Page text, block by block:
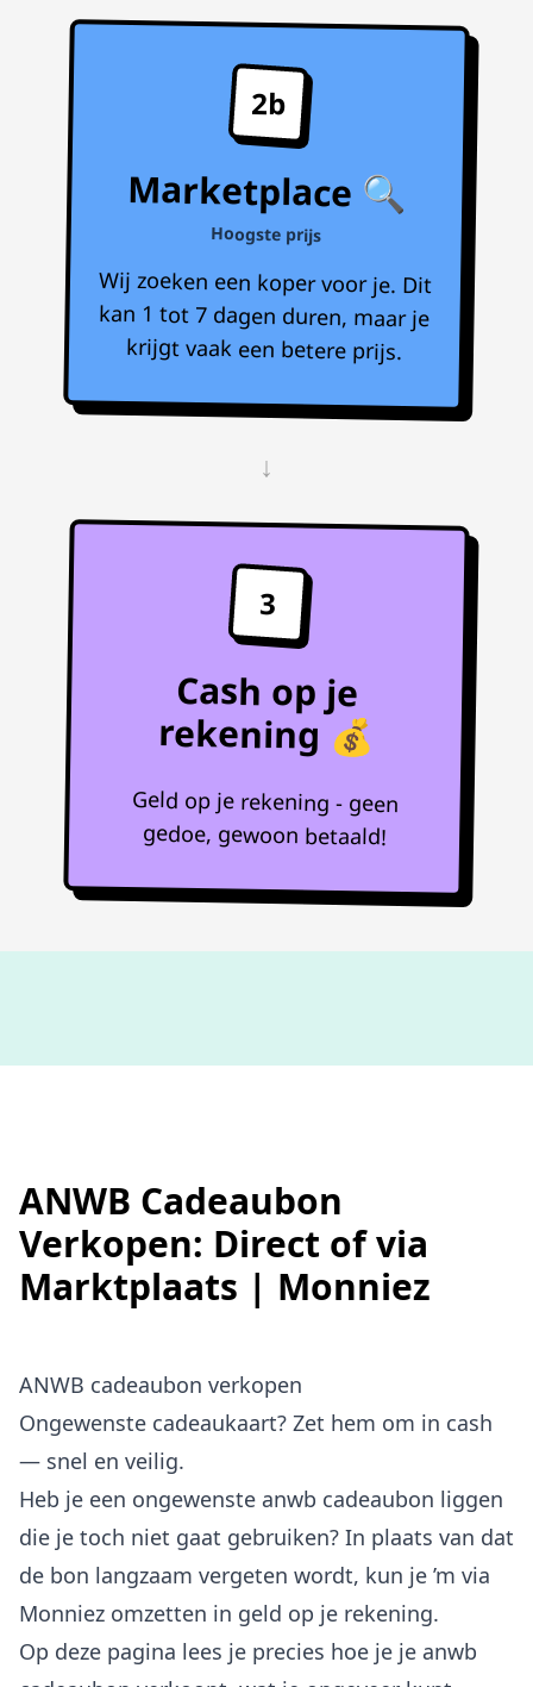
2b
Marketplace 🔍
Hoogste prijs
Wij zoeken een koper voor je. Dit
kan 1 tot 7 dagen duren, maar je
krijgt vaak een betere prijs.
↓
3
Cash op je
rekening 💰
Geld op je rekening - geen
gedoe, gewoon betaald!
ANWB Cadeaubon
Verkopen: Direct of via
Marktplaats | Monniez
ANWB cadeaubon verkopen
Ongewenste cadeaukaart? Zet hem om in cash
— snel en veilig.
Heb je een ongewenste anwb cadeaubon liggen
die je toch niet gaat gebruiken? In plaats van dat
de bon langzaam vergeten wordt, kun je ’m via
Monniez omzetten in geld op je rekening.
Op deze pagina lees je precies hoe je je anwb